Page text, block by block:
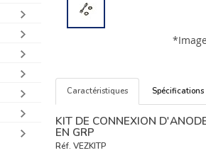
Caractéristiques Spécifications
KIT DE CONNEXION
EN GRP
Réf. VEZKITP